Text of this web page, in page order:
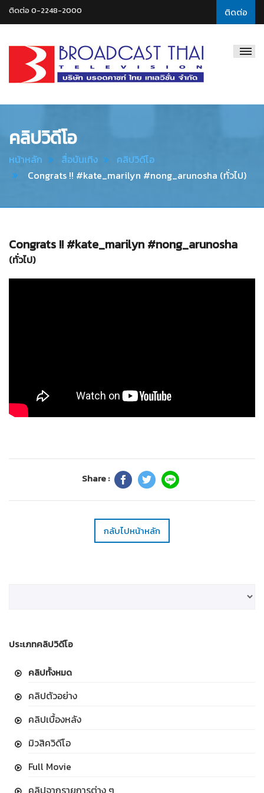
ติดต่อ
ติดต่อ 0-2248-2000
Thai
คลิปวิดีโอ
หน้าหลัก สื่อบันเทิง
คลิปวิดีโอ
Congrats !! #kate_marilyn #nong_arunosha (ทั่วไป)
Congrats !! #kate_marilyn #nong_arunosha
(ทั่วไป)
Share :
กลับไปหน้าหลัก
ประเภทคลิปวิดีโอ
คลิปทั้งหมด
คลิปตัวอย่าง
คลิปเบื้องหลัง
มิวสิควิดีโอ
Full Movie
คลิปจากรายการต่าง ๆ